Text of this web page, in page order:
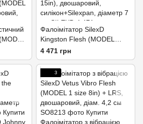
Фалоімітатор SilexD
Kingston Flesh (MODEL
15in), двошаровий,
силікон+Silexpan, діаметр 7
см
4 471 грн
3